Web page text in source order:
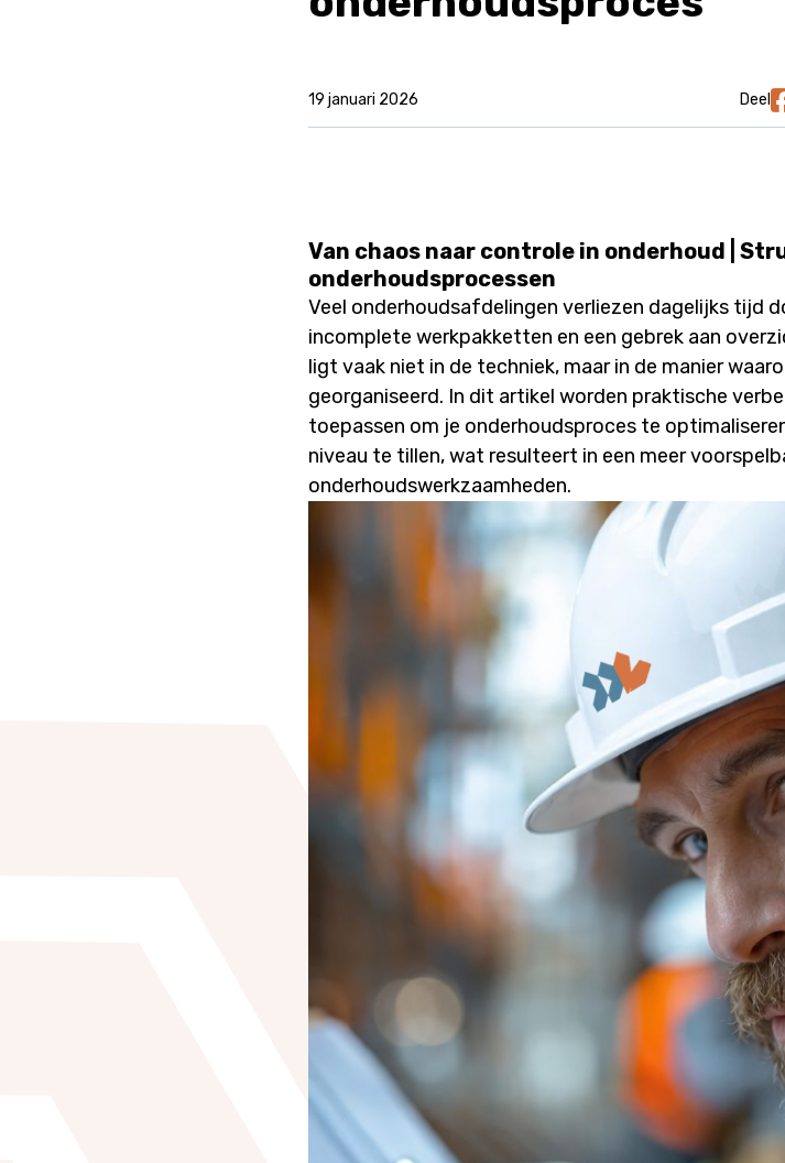
19 januari 2026 Deel
Van chaos naar controle in onderhoud |
onderhoudsprocessen
Veel onderhoudsafdelingen verliezen dagelijks tijd
incomplete werkpakketten en een gebrek aan
ligt vaak niet in de techniek, maar in de manier
georganiseerd. In dit artikel worden praktische
toepassen om je onderhoudsproces te
niveau te tillen, wat resulteert in een meer
onderhoudswerkzaamheden.